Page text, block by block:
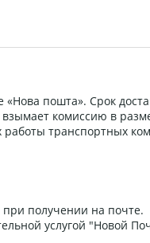
пошта». Срок
комиссию в
работы транспортных
получении на почте.
услугой "Новой